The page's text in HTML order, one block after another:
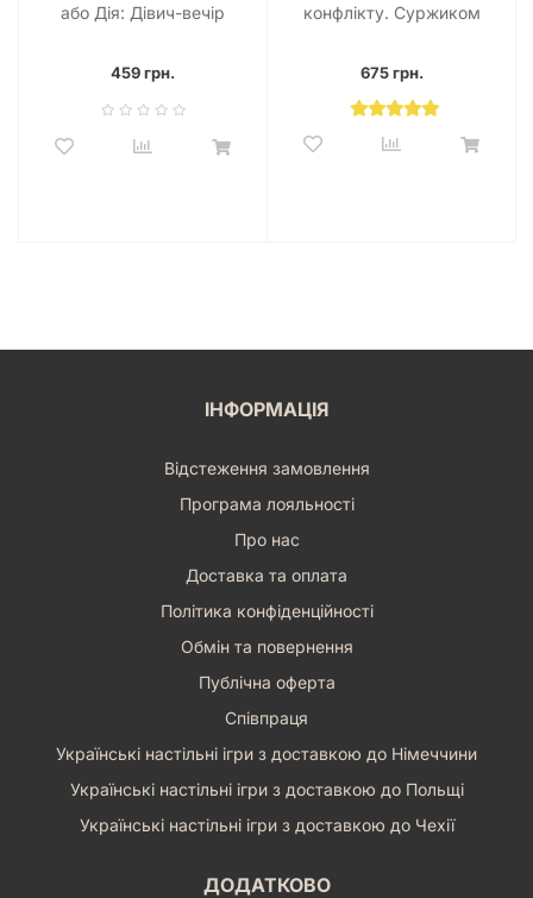
або Дія: Дівич-вечір
459 грн.
конфлікту. Суржиком
675 грн.
ІНФОРМАЦІЯ
Відстеження замовлення
Програма лояльності
Про нас
Доставка та оплата
Політика конфіденційності
Обмін та повернення
Публічна оферта
Співпраця
Українські настільні ігри з доставкою до Німеччини
Українські настільні ігри з доставкою до Польщі
Українські настільні ігри з доставкою до Чехії
ДОДАТКОВО